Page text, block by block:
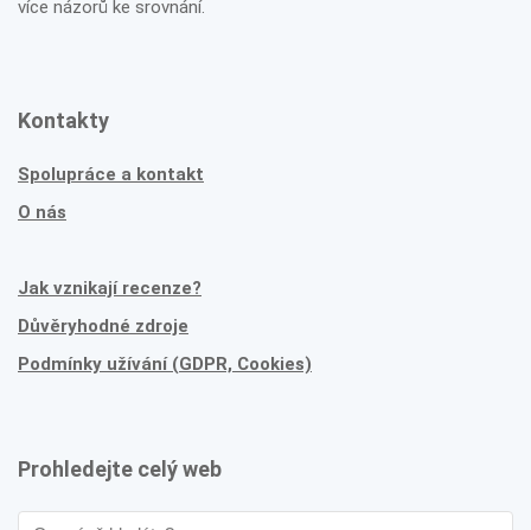
více názorů ke srovnání.
Kontakty
Spolupráce a kontakt
O nás
Jak vznikají recenze?
Důvěryhodné zdroje
Podmínky užívání (GDPR, Cookies)
Prohledejte celý web